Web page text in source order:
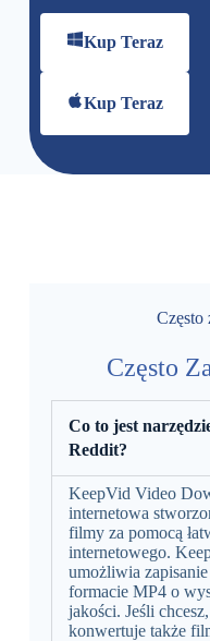
Kup Teraz
Kup Teraz
Często
Często
Co to jest
Reddit?
KeepVid Video
internetowa
filmy za pomocą
internetowego.
umożliwia
formacie MP4 o
jakości. Jeśli
konwertuje także